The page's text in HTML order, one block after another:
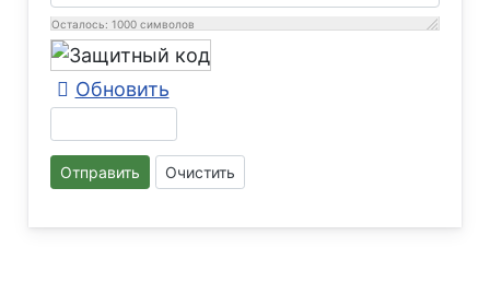
Осталось: 1000 символов
Обновить
Отправить Очистить